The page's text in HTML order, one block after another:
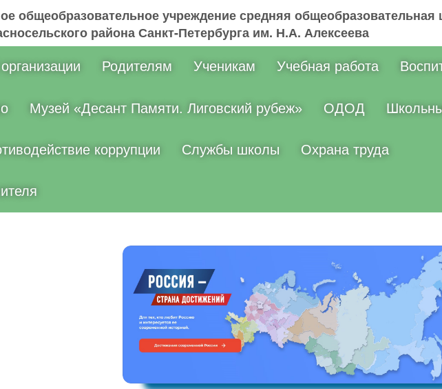
общеобразовательное учреждение средняя общеобразовательная
района Санкт-Петербурга им. Н.А. Алексеева
Родителям Ученикам Учебная работа
Музей «Десант Памяти. Лиговский рубеж» ОДОД
коррупции Службы школы Охрана труда